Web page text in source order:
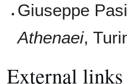
Giuseppe
Athenaei,
External links